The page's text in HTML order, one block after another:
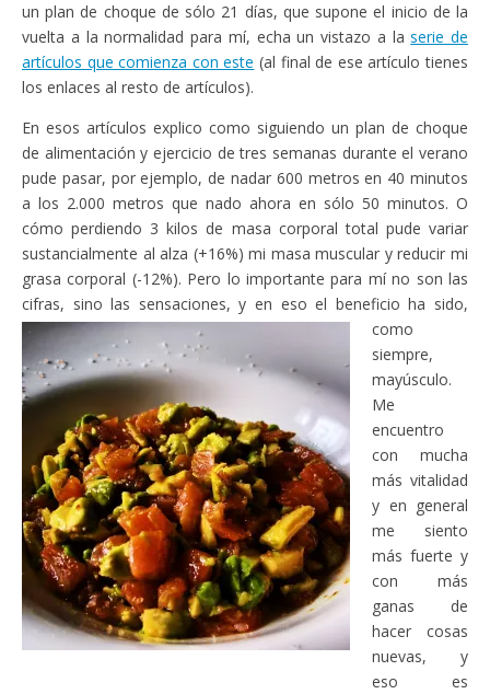
un plan de choque de sólo 21 días, que supone el inicio de la
vuelta a la normalidad para mí, echa un vistazo a laserie de
artículos que comienza con este (al final de ese artículo tienes
los enlaces al resto de artículos).
En esos artículos explico como siguiendo un plan de choque
de alimentación y ejercicio de tres semanas durante el verano
pude pasar, por ejemplo, de nadar 600 metros en 40 minutos
a los 2.000 metros que nado ahora en sólo 50 minutos. O
cómo perdiendo 3 kilos de masa corporal total pude variar
sustancialmente al alza (+16%) mi masa muscular y reducir mi
grasa corporal (-12%). Pero lo importante para mí no son las
cifras, sino las sensaciones, y en eso el beneficio ha sido,
como
siempre,
mayúsculo.
Me
encuentro
con mucha
más vitalidad
y en general
me siento
más fuerte y
con más
ganas de
hacer cosas
nuevas, y
eso es